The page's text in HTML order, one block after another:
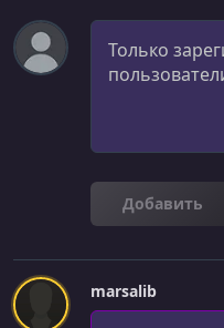
Комментарий
Добавить
marsalib